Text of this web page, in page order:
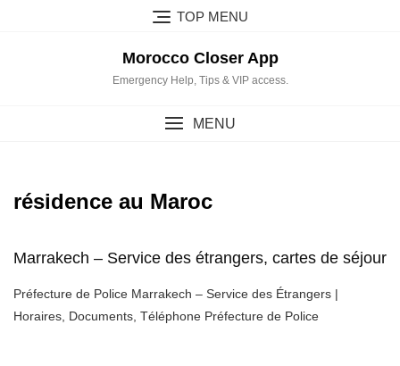
TOP MENU
Morocco Closer App
Emergency Help, Tips & VIP access.
MENU
résidence au Maroc
Marrakech – Service des étrangers, cartes de séjour
Préfecture de Police Marrakech – Service des Étrangers |
Horaires, Documents, Téléphone Préfecture de Police